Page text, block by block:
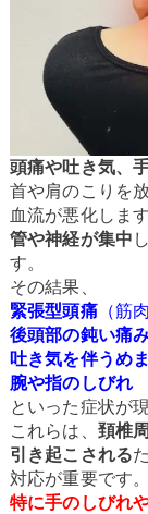
頭痛や吐き気、
首や肩のこりを
血流が悪化しま
管や神経が集中
す。
その結果、
緊張型頭痛（筋
後頭部の鈍い痛
吐き気を伴うめ
腕や指のしびれ
といった症状が
これらは、 頚椎
引き起こされる
対応が重要です。
特に手のしびれ